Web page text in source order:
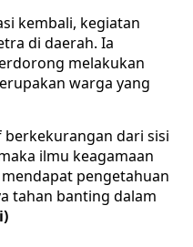
kembali, kegiatan
di daerah. Ia
melakukan
warga yang
berkekurangan dari sisi
ilmu keagamaan
pengetahuan
tahan banting dalam